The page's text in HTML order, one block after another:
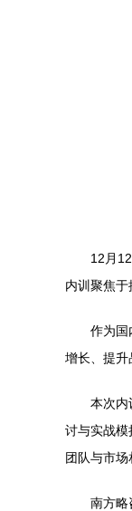
12月
内训聚焦
作为国
增长、提升
本次内
讨与实战模
团队与市
南方略